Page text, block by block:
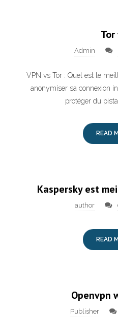
Tor
Admin
VPN vs Tor : Quel est le
anonymiser sa connexion
protéger du
READ
Kaspersky est
author
READ
Openvpn
Publisher